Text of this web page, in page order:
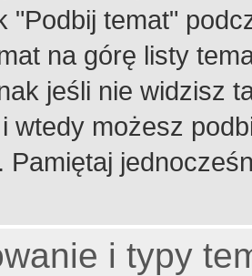
"Podbij temat"
na górę listy
jeśli nie widzisz
i wtedy możesz
Pamiętaj
i typy